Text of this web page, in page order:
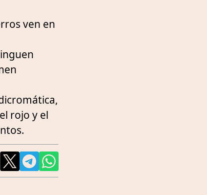
ven en
rojo y el